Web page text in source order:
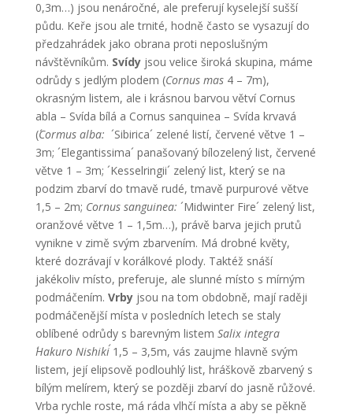
0,3m…) jsou nenáročné, ale preferují kyselejší sušší
půdu. Keře jsou ale trnité, hodně často se vysazují do
předzahrádek jako obrana proti neposlušným
návštěvníkům. Svídyjsou velice široká skupina, máme
odrůdy s jedlým plodem (Cornus mas4 – 7m),
okrasným listem, ale i krásnou barvou větví Cornus
abla – Svída bílá a Cornus sanquinea – Svída krvavá
(´Cormus alba: ´Sibirica´ zelené listí, červené větve 1 –
3m; ´Elegantissima´ panašovaný bílozelený list, červené
větve 1 – 3m; ´Kesselringii´ zelený list, který se na
podzim zbarví do tmavě rudé, tmavě purpurové větve
1,5 – 2m; Cornus sanguinea: ´Midwinter Fire´ zelený list,
oranžové větve 1 – 1,5m…), právě barva jejich prutů
vynikne v zimě svým zbarvením. Má drobné květy,
které dozrávají v korálkové plody. Taktéž snáší
jakékoliv místo, preferuje, ale slunné místo s mírným
podmáčením. Vrbyjsou na tom obdobně, mají raději
podmáčenější místa v posledních letech se staly
oblíbené odrůdy s barevným listem Salix integra
´Hakuro Nishiki´1,5 – 3,5m, vás zaujme hlavně svým
listem, její elipsově podlouhlý list, hráškově zbarvený s
bílým melírem, který se později zbarví do jasně růžové.
Vrba rychle roste, má ráda vlhčí místa a aby se pěkně